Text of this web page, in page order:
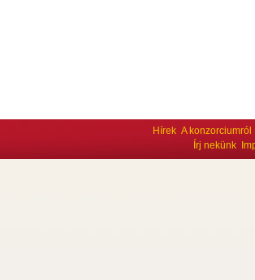
Hírek A konzorciumról
Írj nekünk